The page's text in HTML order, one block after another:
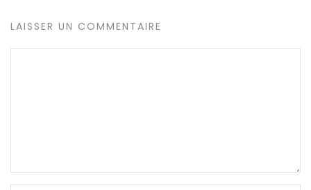
LAISSER UN COMMENTAIRE